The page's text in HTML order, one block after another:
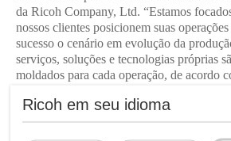
Ricoh em seu idioma
da Ricoh Company, Ltd. “Estamos
nossos clientes posicionem suas
sucesso o cenário em evolução da
serviços, soluções e tecnologias próprias
moldados para cada operação, de acordo
apoiar nossos clientes na evolução de suas
expansão de seus serviços e no